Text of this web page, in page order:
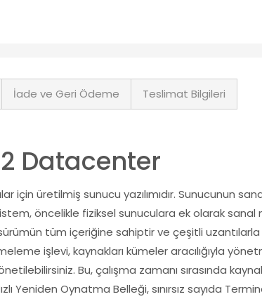
İade ve Geri Ödeme Teslimat Bilgileri
Datacenter
üretilmiş sunucu yazılımıdır. Sunucunun
öncelikle fiziksel sunuculara ek olarak sanal
tüm içeriğine sahiptir ve çeşitli uzantılarla
işlevi, kaynakları kümeler aracılığıyla
Bu, çalışma zamanı sırasında
Yeniden Oynatma Belleği, sınırsız sayıda